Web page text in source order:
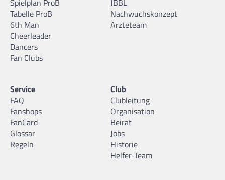
Spielplan ProB
Tabelle ProB
6th Man
Cheerleader
Dancers
Fan Clubs
JBBL
Nachwuchskonzept
Ärzteteam
Service
FAQ
Fanshops
FanCard
Glossar
Regeln
Club
Clubleitung
Organisation
Beirat
Jobs
Historie
Helfer-Team